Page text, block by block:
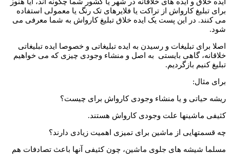
کارواش از تراکت یا فلایرهای تک رنگ یا معمولی استفاده
در این پست یک ایده خلاق تبلیغ کارواش به شما معرفی می
تبلیغات و رسیدن به ایده تبلیغاتی و خصوصا ایده تبلیغاتی
گاهی بایستی به اصل و منشاء وجودی چیزی که می خواهیم
بازگردیم.
و یا منشاء وجودی کارواش برای چیست؟
علت وجودی کارواش هستند.
از ماشین برای تمیزی اهمیت زیادی دارند؟
های جلوی ماشین، چون کثیفی آنها باعث تصادفات هم